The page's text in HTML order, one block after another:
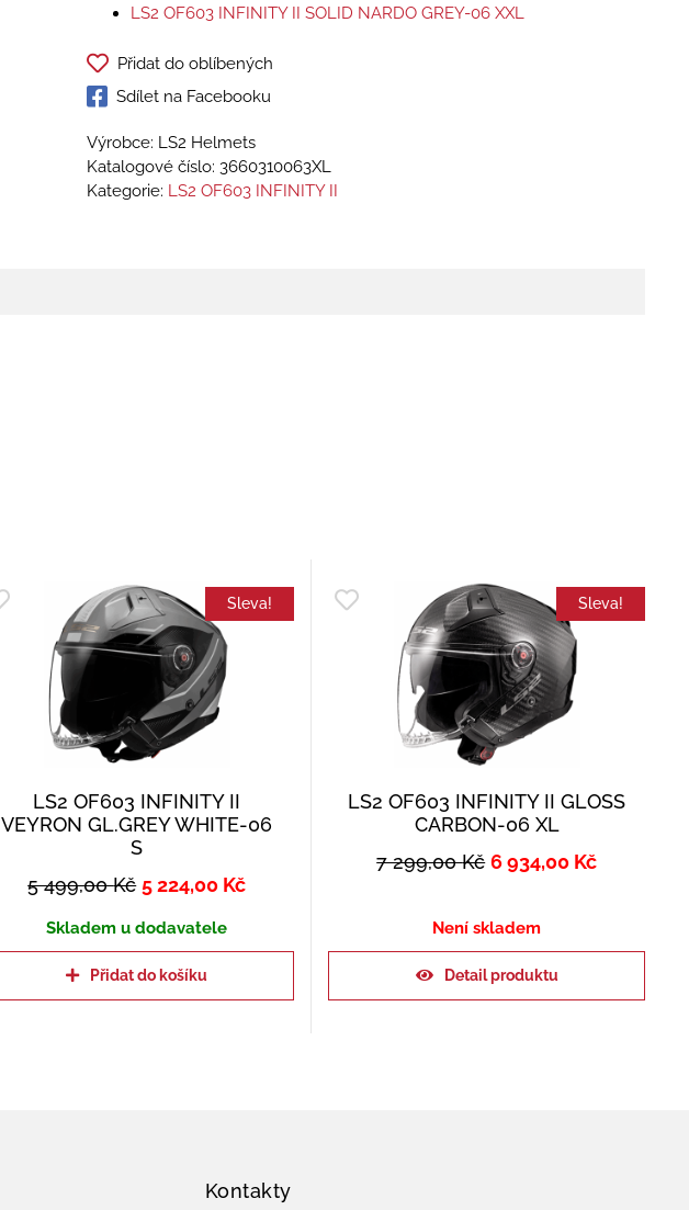
LS2 OF603 INFINITY II SOLID NARDO GREY-06 XXL
Přidat do oblíbených
Sdílet na Facebooku
Výrobce: LS2 Helmets
Katalogové číslo: 3660310063XL
Kategorie: LS2 OF603 INFINITY II
Sleva!
LS2 OF603 INFINITY II
VEYRON GL.GREY WHITE-06
S
5 499,00Kč 5 224,00 Kč
Skladem u dodavatele
Přidat do košíku
Sleva!
LS2 OF603 INFINITY II GLOSS
CARBON-06 XL
7 299,00Kč 6 934,00 Kč
Není skladem
Detail produktu
Kontakty